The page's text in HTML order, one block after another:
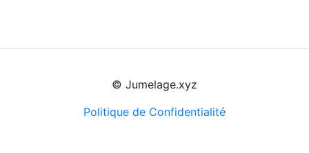
© Jumelage.xyz
Politique de Confidentialité